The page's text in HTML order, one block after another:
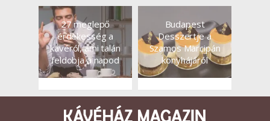
27 meglepő
érdekesség a
kávéról, ami talán
feldobja a napod
Budapest
Desszertje a
Szamos Marcipán
konyhájáról